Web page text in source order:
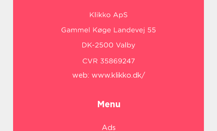
web: www.klikko.dk/
Menu
Ads